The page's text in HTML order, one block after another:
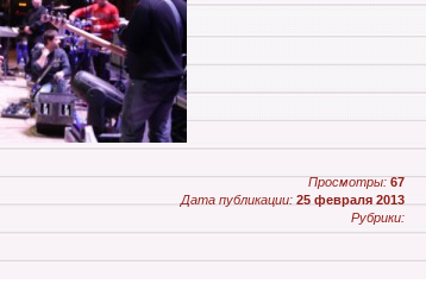
Просмотры: 67
Дата публикации: 25 февраля 2013
Рубрики: